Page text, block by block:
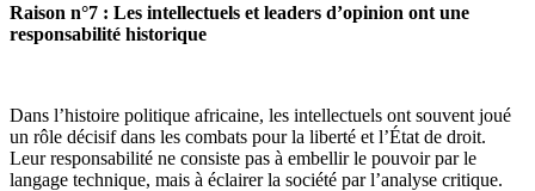
Raison n°7 : Les intellectuels et leaders d’opinion ont une
responsabilité historique
Dans l’histoire politique africaine, les intellectuels ont souvent joué
un rôle décisif dans les combats pour la liberté et l’État de droit.
Leur responsabilité ne consiste pas à embellir le pouvoir par le
langage technique, mais à éclairer la société par l’analyse critique.